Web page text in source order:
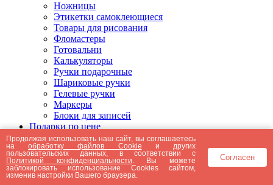
Ножницы
Этикетки самоклеющиеся
Товары для рисования
Фломастеры
Готовальни
Калькуляторы
Ручки подарочные
Шариковые ручки
Гелевые ручки
Маркеры
Блоки для записей
Подарки по цене
Подарки от 5000 рублей
Подарки до 5000 рублей
Подарки до 3000 рублей
Подарки до 2000 рублей
Подарки до 1000 рублей
Продолжая использовать наш сайт, вы соглашаетесь
наобработку файлов Cookie и других
пользовательских данных, в соответствии с
Политикой конфиденциальности . Вы можете
заблокировать использование Cookies сайтом,
изменив настройки Вашего браузера.
Согласен